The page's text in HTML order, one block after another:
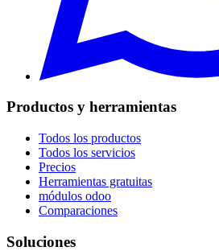
Productos y herramientas
Todos los productos
Todos los servicios
Precios
Herramientas gratuitas
módulos odoo
Comparaciones
Soluciones